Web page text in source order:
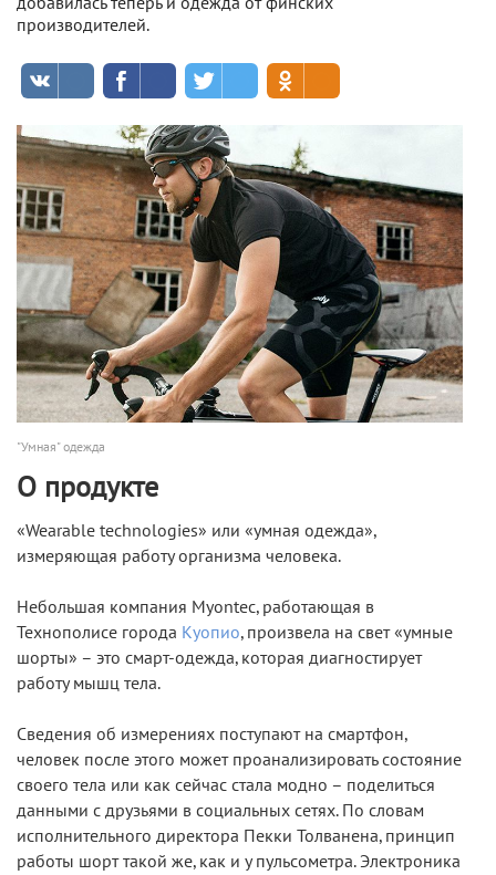
производителей.
"Умная" одежда
О продукте
«Wearable technologies» или «умная одежда»,
измеряющая работу организма человека.
Небольшая компания Myontec, работающая в
Технополисе города Куопио, произвела на свет «умные
шорты» – это смарт-одежда, которая диагностирует
работу мышц тела.
Сведения об измерениях поступают на смартфон,
человек после этого может проанализировать состояние
своего тела или как сейчас стала модно – поделиться
данными с друзьями в социальных сетях. По словам
исполнительного директора Пекки Толванена, принцип
работы шорт такой же, как и у пульсометра. Электроника